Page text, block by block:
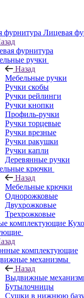
Лицевая
фурнитура
ручки
Назад
Мебельные ручки
Ручки скобы
Ручки рейлинги
Ручки кнопки
Профиль-ручки
Ручки торцевые
Ручки врезные
Ручки ракушки
Ручки капли
Деревянные ручки
крючки
Назад
Мебельные крючки
Однорожковые
Двухрожковые
Трехрожковые
комплектующие
механизмы
Назад
Выдвижные
Бутылочницы
Сушки в нижнюю